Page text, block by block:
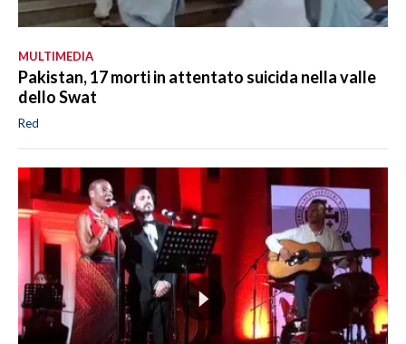
MULTIMEDIA
Pakistan, 17 morti in attentato suicida nella valle
dello Swat
Red